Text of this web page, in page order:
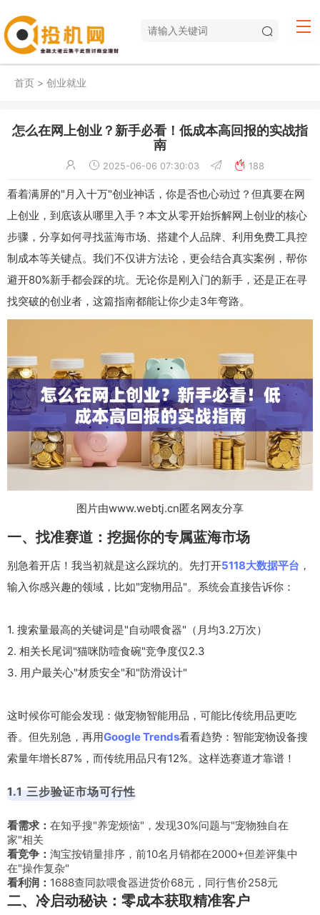
首页 > 创业就业
怎么在网上创业？新手必看！低成本高回报的实战指
南
2025-06-06 07:30:03 188
看着满屏的"月入十万"创业神话，你是否也心动过？但真要在网
上创业，到底该从哪里入手？本文从零开始拆解网上创业的核心
步骤，分享如何寻找蓝海市场、搭建个人品牌、利用免费工具控
制成本等关键点。我们不仅讲方法论，更会结合真实案例，帮你
避开80%新手都会踩的坑。无论你是刚入门的新手，还是正在寻
找突破的创业者，这篇指南都能让你少走3年弯路。
图片由www.webtj.cn匿名网友分享
一、找准赛道：挖掘你的专属蓝海市场
别急着开店！我当初就是这么踩坑的。先打开5118大数据平台 ，
输入你感兴趣的领域，比如"宠物用品"。系统会直接告诉你：
1. 搜索量最高的关键词是"自动喂食器"（月均3.2万次）
2. 相关长尾词"猫咪防噎食碗"竞争度仅2.3
3. 用户最关心"材质安全"和"防滑设计"
这时候你可能会发现：做宠物智能用品，可能比传统用品更吃
香。但先别急，再用Google Trends看看趋势：智能宠物设备搜
索量年增长87%，而传统用品只有12%。这样选赛道才靠谱！
1.1 三步验证市场可行性
看需求： 在知乎搜"养宠烦恼"，发现30%问题与"宠物独自在
家"相关
看竞争： 淘宝按销量排序，前10名月销都在2000+但差评集中
在"操作复杂"
看利润： 1688查同款喂食器进货价68元，同行售价258元
二、冷启动秘诀：零成本获取精准客户